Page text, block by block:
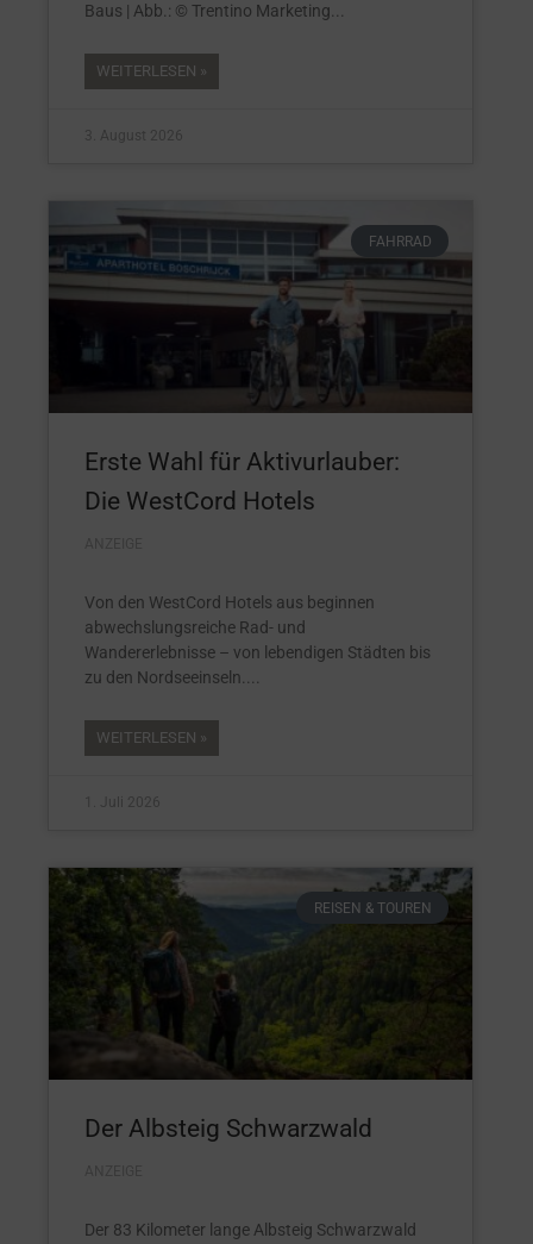
Baus | Abb.: © Trentino Marketing
WEITERLESEN »
3. August 2026
FAHRRAD
Erste Wahl für Aktivurlauber:
Die WestCord Hotels
Von den WestCord Hotels aus beginnen
abwechslungsreiche Rad- und
Wandererlebnisse – von lebendigen Städten bis
zu den Nordseeinseln.
WEITERLESEN »
1. Juli 2026
REISEN & TOUREN
Der Albsteig Schwarzwald
Der 83 Kilometer lange Albsteig Schwarzwald